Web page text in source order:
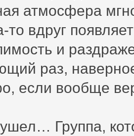
атмосфера
то вдруг
и
раз,
если вообще
Группа,